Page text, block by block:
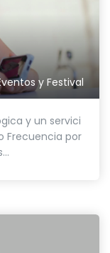
y Festival
y un servici
Frecuencia por